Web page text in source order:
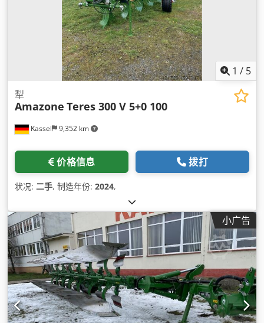
1 / 5
Kassel 9,352 km
犁
Amazone Teres 300 V 5+0 100
价格信息 拨打
状况: 二手, 制造年份: 2024,
小广告